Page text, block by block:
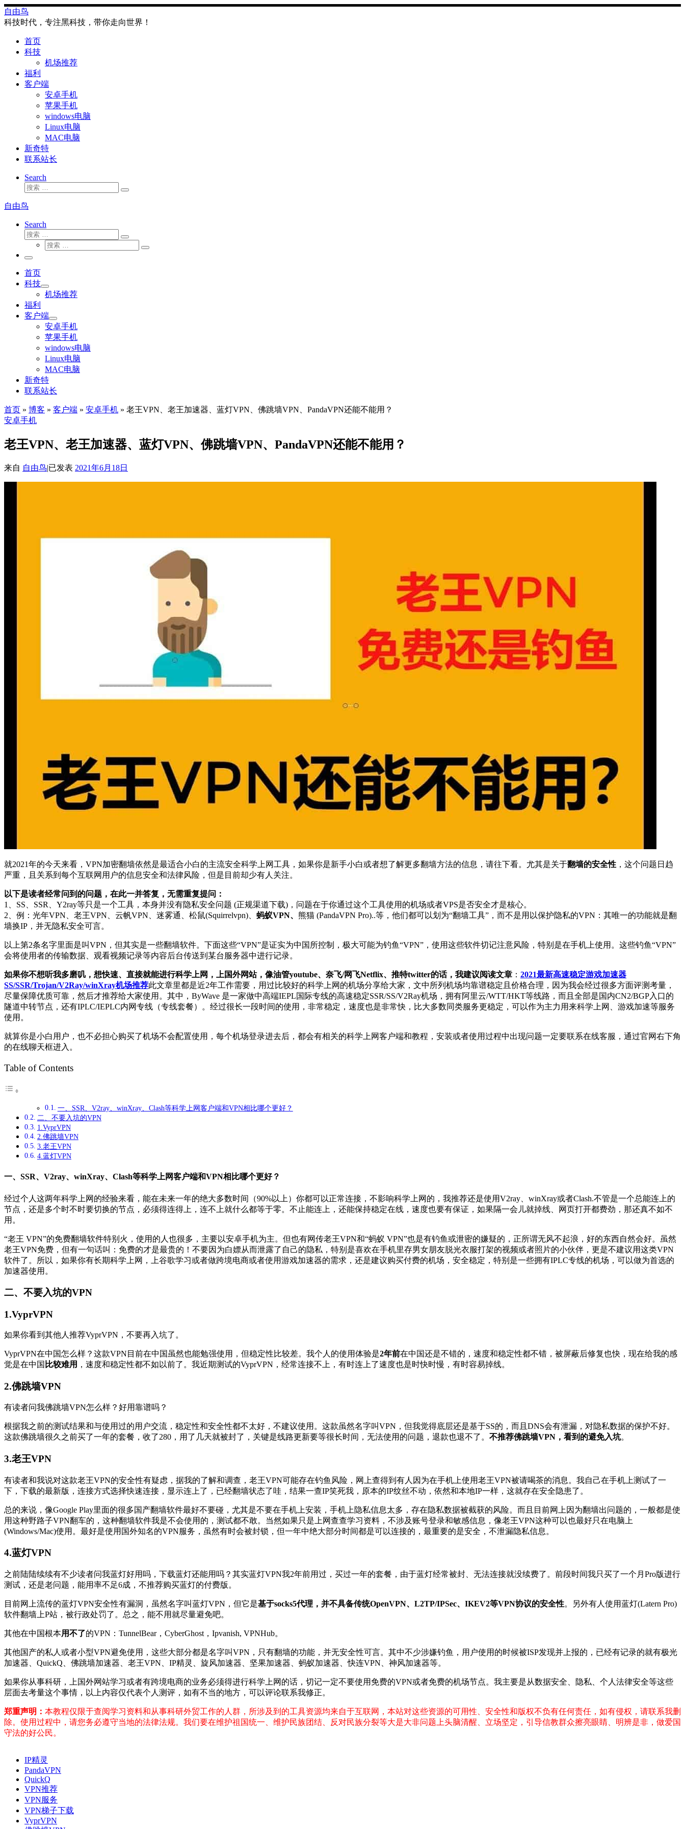
Skip
to
content
自由鸟
科技时代，专注黑科技，带你走向世界！
首页
科技
机场推荐
福利
客户端
安卓手机
苹果手机
windows电脑
Linux电脑
MAC电脑
新奇特
联系站长
Search
搜
搜
自由鸟
Search
搜
搜
索
搜
搜
主
菜
单
首页
科技
机场推荐
福利
客户端
安卓手机
苹果手机
windows电脑
Linux电脑
MAC电脑
新奇特
联系站长
首页 » 博客 » 客户端 » 安卓手机 » 老王VPN、老王加速器、蓝灯VPN、佛跳墙VPN、PandaVPN还能不能用？
安卓手机
老王VPN、老王加速器、蓝灯VPN、佛跳墙VPN、PandaVPN还能不能用？
来自 自由鸟|已发表 2021年6月18日
就2021年的今天来看，VPN加密翻墙依然是最适合小白的主流安全科学上网工具，如果你是新手小白或者想了解更多翻墙方法的信息，请往下看。尤其是关于翻墙的安全性 ，这个问题日趋
严重，且关系到每个互联网用户的信息安全和法律风险，但是目前却少有人关注。
以下是读者经常问到的问题，在此一并答复，无需重复提问：
1、SS、SSR、Y2ray等只是一个工具，本身并没有隐私安全问题 (正规渠道下载)，问题在于你通过这个工具使用的机场或者VPS是否安全才是核心。
2、例：光年VPN、老王VPN、云帆VPN、迷雾通、松鼠(Squirrelvpn)、 蚂蚁VPN、 熊猫 (PandaVPN Pro)..等，他们都可以划为“翻墙工具”，而不是用以保护隐私的VPN：其唯一的功能就是翻
墙换IP，并无隐私安全可言。
以上第2条名字里面是叫VPN，但其实是一些翻墙软件。下面这些“VPN”是证实为中国所控制，极大可能为钓鱼“VPN”，使用这些软件切记注意风险，特别是在手机上使用。这些钓鱼“VPN”
会将使用者的传输数据、观看视频记录等内容后台传送到某台服务器中进行记录。
如果你不想听我多磨叽，想快速、直接就能进行科学上网，上国外网站，像油管youtube、奈飞/网飞Netflix、推特twitter的话，我建议阅读文章 ： 2021最新高速稳定游戏加速器
SS/SSR/Trojan/V2Ray/winXray机场推荐此文章里都是近2年工作需要，用过比较好的科学上网的机场分享给大家，文中所列机场均靠谱稳定且价格合理，因为我会经过很多方面评测考量，
尽量保障优质可靠，然后才推荐给大家使用。其中，ByWave 是一家做中高端IEPL国际专线的高速稳定SSR/SS/V2Ray机场，拥有阿里云/WTT/HKT等线路，而且全部是国内CN2/BGP入口的
隧道中转节点，还有IPLC/IEPLC内网专线（专线套餐）。经过很长一段时间的使用，非常稳定，速度也是非常快，比大多数同类服务更稳定，可以作为主力用来科学上网、游戏加速等服务
使用。
就算你是小白用户，也不必担心购买了机场不会配置使用，每个机场登录进去后，都会有相关的科学上网客户端和教程，安装或者使用过程中出现问题一定要联系在线客服，通过官网右下角
的在线聊天框进入。
Table of Contents
一、SSR、V2ray、winXray、Clash等科学上网客户端和VPN相比哪个更好？
二、不要入坑的VPN
1.VyprVPN
2.佛跳墙VPN
3.老王VPN
4.蓝灯VPN
一、SSR、V2ray、winXray、Clash等科学上网客户端和VPN相比哪个更好？
经过个人这两年科学上网的经验来看，能在未来一年的绝大多数时间（90%以上）你都可以正常连接，不影响科学上网的，我推荐还是使用V2ray、winXray或者Clash.不管是一个总能连上的
节点，还是多个时不时要切换的节点，必须得连得上，连不上就什么都等于零。不止能连上，还能保持稳定在线，速度也要有保证，如果隔一会儿就掉线、网页打开都费劲，那还真不如不
用。
“老王 VPN”的免费翻墙软件特别火，使用的人也很多，主要以安卓手机为主。但也有网传老王VPN和“蚂蚁 VPN”也是有钓鱼或泄密的嫌疑的，正所谓无风不起浪，好的东西自然会好。虽然
老王VPN免费，但有一句话叫：免费的才是最贵的！不要因为白嫖从而泄露了自己的隐私，特别是喜欢在手机里存男女朋友脱光衣服打架的视频或者照片的小伙伴，更是不建议用这类VPN
软件了。所以，如果你有长期科学上网，上谷歌学习或者做跨境电商或者使用游戏加速器的需求，还是建议购买付费的机场，安全稳定，特别是一些拥有IPLC专线的机场，可以做为首选的
加速器使用。
二、不要入坑的VPN
1.VyprVPN
如果你看到其他人推荐VyprVPN，不要再入坑了。
VyprVPN在中国怎么样？这款VPN目前在中国虽然也能勉强使用，但稳定性比较差。我个人的使用体验是2年前在中国还是不错的，速度和稳定性都不错，被屏蔽后修复也快，现在给我的感
觉是在中国 比较难用 ，速度和稳定性都不如以前了。我近期测试的VyprVPN，经常连接不上，有时连上了速度也是时快时慢，有时容易掉线。
2.佛跳墙VPN
有读者问我佛跳墙VPN怎么样？好用靠谱吗？
根据我之前的测试结果和与使用过的用户交流，稳定性和安全性都不太好，不建议使用。这款虽然名字叫VPN，但我觉得底层还是基于SS的，而且DNS会有泄漏，对隐私数据的保护不好。
这款佛跳墙很久之前买了一年的套餐，收了280，用了几天就被封了，关键是线路更新要等很长时间，无法使用的问题，退款也退不了。 不推荐佛跳墙VPN，看到的避免入坑。
3.老王VPN
有读者和我说对这款老王VPN的安全性有疑虑，据我的了解和调查，老王VPN可能存在钓鱼风险，网上查得到有人因为在手机上使用老王VPN被请喝茶的消息。我自己在手机上测试了一
下，下载的最新版，连接方式选择快速连接，显示连上了，已经翻墙状态了哇，结果一查IP笑死我，原本的IP纹丝不动，依然和本地IP一样，这就存在安全隐患了。
总的来说，像Google Play里面的很多国产翻墙软件最好不要碰，尤其是不要在手机上安装，手机上隐私信息太多，存在隐私数据被截获的风险。而且目前网上因为翻墙出问题的，一般都是使
用这种野路子VPN翻车的，这种翻墙软件我是不会使用的，测试都不敢。当然如果只是上网查查学习资料，不涉及账号登录和敏感信息，像老王VPN这种可以也最好只在电脑上
(Windows/Mac)使用。最好是使用国外知名的VPN服务，虽然有时会被封锁，但一年中绝大部分时间都是可以连接的，最重要的是安全，不泄漏隐私信息。
4.蓝灯VPN
之前陆陆续续有不少读者问我蓝灯好用吗，下载蓝灯还能用吗？其实蓝灯VPN我2年前用过，买过一年的套餐，由于蓝灯经常被封、无法连接就没续费了。前段时间我只买了一个月Pro版进行
测试，还是老问题，能用率不足6成，不推荐购买蓝灯的付费版。
目前网上流传的蓝灯VPN安全性有漏洞，虽然名字叫蓝灯VPN，但它是基于socks5代理，并不具备传统OpenVPN、L2TP/IPSec、IKEV2等VPN协议的安全性。另外有人使用蓝灯(Latern Pro)
软件翻墙上P站，被行政处罚了。总之，能不用就尽量避免吧。
其他在中国根本用不了的VPN：TunnelBear，CyberGhost，Ipvanish, VPNHub。
其他国产的私人或者小型VPN避免使用，这些大部分都是名字叫VPN，只有翻墙的功能，并无安全性可言。其中不少涉嫌钓鱼，用户使用的时候被ISP发现并上报的，已经有记录的就有极光
加速器、QuickQ、佛跳墙加速器、老王VPN、IP精灵、旋风加速器、坚果加速器、蚂蚁加速器、快连VPN、神风加速器等。
如果你从事科研，上国外网站学习或者有跨境电商的业务必须得进行科学上网的话，切记一定不要使用免费的VPN或者免费的机场节点。我主要是从数据安全、隐私、个人法律安全等这些
层面去考量这个事情，以上内容仅代表个人测评，如有不当的地方，可以评论联系我修正。
郑重声明： 本教程仅限于查阅学习资料和从事科研外贸工作的人群，所涉及到的工具资源均来自于互联网，本站对这些资源的可用性、安全性和版权不负有任何责任，如有侵权，请联系我删
除。使用过程中，请您务必遵守当地的法律法规。我们要在维护祖国统一、维护民族团结、反对民族分裂等大是大非问题上头脑清醒、立场坚定，引导信教群众擦亮眼睛、明辨是非，做爱国
守法的好公民。
IP精灵
PandaVPN
QuickQ
VPN推荐
VPN服务
VPN梯子下载
VyprVPN